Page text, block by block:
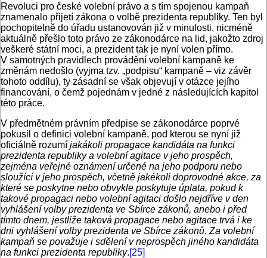
Revoluci pro české volební právo a s tím spojenou kampaň
znamenalo přijetí zákona o volbě prezidenta republiky. Ten byl
pochopitelně do úřadu ustanovován již v minulosti, nicméně
aktuálně přešlo toto právo ze zákonodárce na lid, jakožto zdroj
veškeré státní moci, a prezident tak je nyní volen přímo.
V samotných pravidlech provádění volební kampaně ke
změnám nedošlo (vyjma tzv. „podpisu“ kampaně – viz závěr
tohoto oddílu), ty zásadní se však objevují v otázce jejího
financování, o čemž pojednám v jedné z následujících kapitol
této práce.
V předmětném právním předpise se zákonodárce poprvé
pokusil o definici volební kampaně, pod kterou se nyní již
oficiálně rozumí jakákoli propagace kandidáta na funkci
prezidenta republiky a volební agitace v jeho prospěch,
zejména veřejné oznámení určené na jeho podporu nebo
sloužící v jeho prospěch, včetně jakékoli doprovodné akce, za
které se poskytne nebo obvykle poskytuje úplata, pokud k
takové propagaci nebo volební agitaci došlo nejdříve v den
vyhlášení volby prezidenta ve Sbírce zákonů, anebo i před
tímto dnem, jestliže taková propagace nebo agitace trvá i ke
dni vyhlášení volby prezidenta ve Sbírce zákonů. Za volební
kampaň se považuje i sdělení v neprospěch jiného kandidáta
na funkci prezidenta republiky.[25]